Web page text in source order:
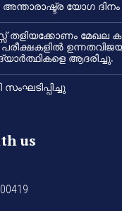
അന്താരാഷ്ട്ര യോഗ
മേഖല
ആദരിച്ചു.
us